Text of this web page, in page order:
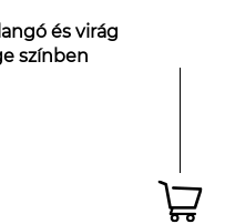
és virág
színben